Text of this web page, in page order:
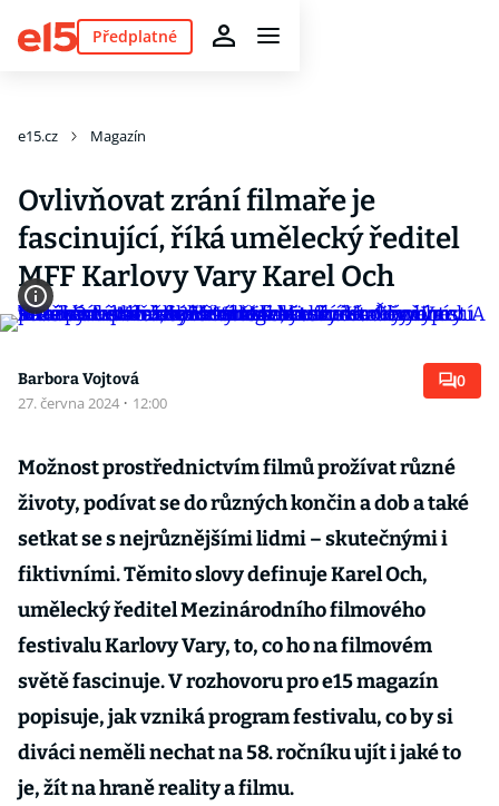
Předplatné
e15.cz Magazín
Ovlivňovat zrání filmaře je
fascinující, říká umělecký ředitel
MFF Karlovy Vary Karel Och
Barbora Vojtová
27. června 2024 · 12:00
0
Možnost prostřednictvím filmů prožívat různé
životy, podívat se do různých končin a dob a také
setkat se s nejrůznějšími lidmi – skutečnými i
fiktivními. Těmito slovy definuje Karel Och,
umělecký ředitel Mezinárodního filmového
festivalu Karlovy Vary, to, co ho na filmovém
světě fascinuje. V rozhovoru pro e15 magazín
popisuje, jak vzniká program festivalu, co by si
diváci neměli nechat na 58. ročníku ujít i jaké to
je, žít na hraně reality a filmu.